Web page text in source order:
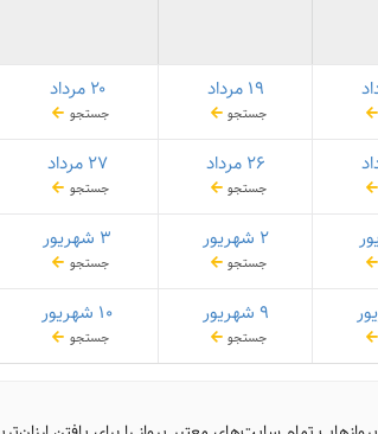
۱۹ مرداد
جستجو
۲۰ مرداد
جستجو
۲۶ مرداد
جستجو
۲۷ مرداد
جستجو
۲ شهریور
جستجو
۳ شهریور
جستجو
۹ شهریور
جستجو
۱۰ شهریور
جستجو